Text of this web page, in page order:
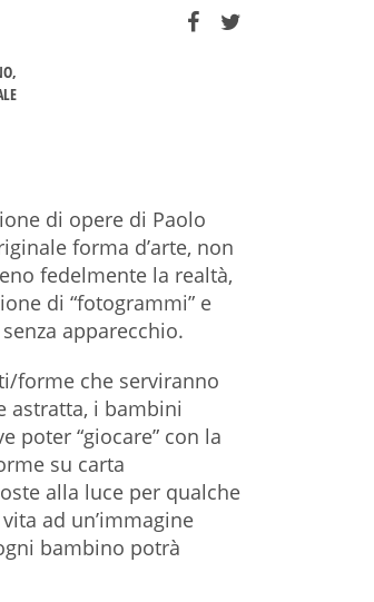
di opere di Paolo
forma d’arte, non
fedelmente la realtà,
di “fotogrammi” e
apparecchio.
forme che serviranno
astratta, i bambini
poter “giocare” con la
su carta
alla luce per qualche
ad un’immagine
bambino potrà